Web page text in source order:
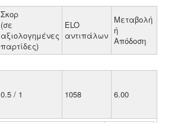
Σκορ
(σε
αξιολογημένες
παρτίδες)
ELO
αντιπάλων
Μεταβολή
ή
Απόδοση
0.5 / 1 1058 6.00